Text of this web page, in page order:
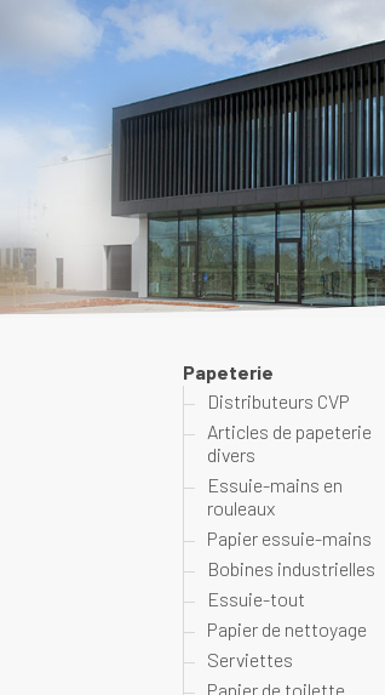
Papeterie
Distributeurs CVP
Articles de papeterie
divers
Essuie-mains en
rouleaux
Papier essuie-mains
Bobines industrielles
Essuie-tout
Papier de nettoyage
Serviettes
Papier de toilette